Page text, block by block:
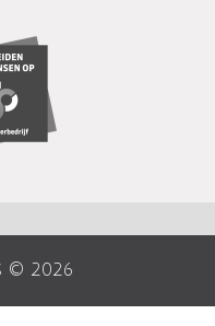
© 2026